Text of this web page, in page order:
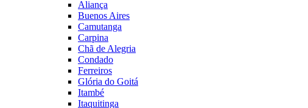
Aliança
Buenos Aires
Camutanga
Carpina
Chã de Alegria
Condado
Ferreiros
Glória do Goitá
Itambé
Itaquitinga